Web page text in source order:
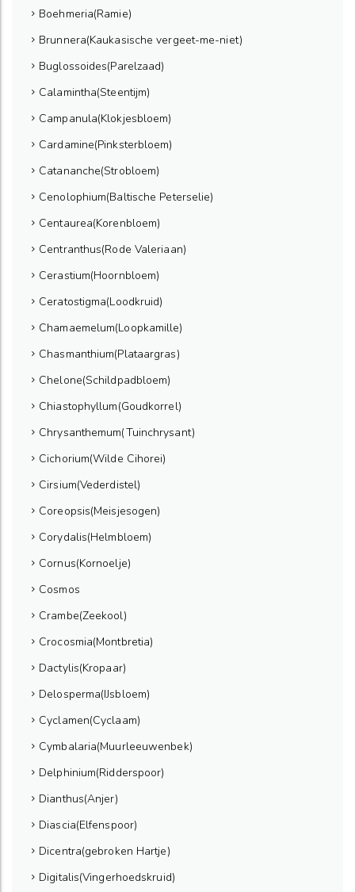
Boehmeria(Ramie)
Brunnera(Kaukasische vergeet-me-niet)
Buglossoides(Parelzaad)
Calamintha(Steentijm)
Campanula(Klokjesbloem)
Cardamine(Pinksterbloem)
Catananche(Strobloem)
Cenolophium(Baltische Peterselie)
Centaurea(Korenbloem)
Centranthus(Rode Valeriaan)
Cerastium(Hoornbloem)
Ceratostigma(Loodkruid)
Chamaemelum(Loopkamille)
Chasmanthium(Plataargras)
Chelone(Schildpadbloem)
Chiastophyllum(Goudkorrel)
Chrysanthemum(Tuinchrysant)
Cichorium(Wilde Cihorei)
Cirsium(Vederdistel)
Coreopsis(Meisjesogen)
Corydalis(Helmbloem)
Cornus(Kornoelje)
Cosmos
Crambe(Zeekool)
Crocosmia(Montbretia)
Dactylis(Kropaar)
Delosperma(IJsbloem)
Cyclamen(Cyclaam)
Cymbalaria(Muurleeuwenbek)
Delphinium(Ridderspoor)
Dianthus(Anjer)
Diascia(Elfenspoor)
Dicentra(gebroken Hartje)
Digitalis(Vingerhoedskruid)